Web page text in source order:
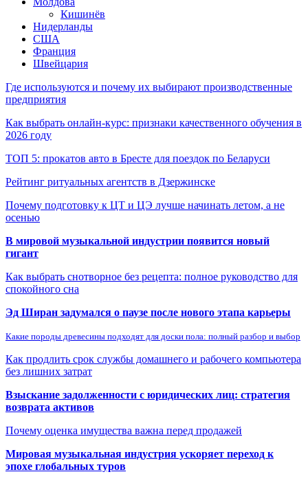
Кишинёв
Нидерланды
США
Франция
Швейцария
Где используются и почему их выбирают производственные
предприятия
Как выбрать онлайн-курс: признаки качественного обучения в
2026 году
ТОП 5: прокатов авто в Бресте для поездок по Беларуси
Рейтинг ритуальных агентств в Дзержинске
Почему подготовку к ЦТ и ЦЭ лучше начинать летом, а не
осенью
В мировой музыкальной индустрии появится новый
гигант
Как выбрать снотворное без рецепта: полное руководство для
спокойного сна
Эд Ширан задумался о паузе после нового этапа карьеры
Какие породы древесины подходят для доски пола: полный разбор и выбор
Как продлить срок службы домашнего и рабочего компьютера
без лишних затрат
Взыскание задолженности с юридических лиц: стратегия
возврата активов
Почему оценка имущества важна перед продажей
Мировая музыкальная индустрия ускоряет переход к
эпохе глобальных туров